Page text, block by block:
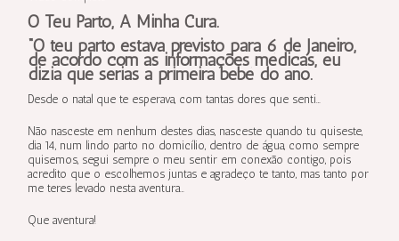
O Teu Parto, A Minha Cura.
“O teu parto estava previsto para 6 de Janeiro,
de acordo com as informações médicas, eu
dizia que serias a primeira bebé do ano.
Desde o natal que te esperava, com tantas dores que senti…
Não nasceste em nenhum destes dias, nasceste quando tu quiseste,
dia 14, num lindo parto no domicílio, dentro de água, como sempre
quisemos, segui sempre o meu sentir em conexão contigo, pois
acredito que o escolhemos juntas e agradeço te tanto, mas tanto por
me teres levado nesta aventura…
Que aventura!